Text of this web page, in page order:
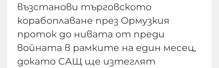
възстанови търговското
корабоплаване през Ормузкия
проток до нивата от преди
войната в рамките на един месец,
докато САЩ ще изтеглят